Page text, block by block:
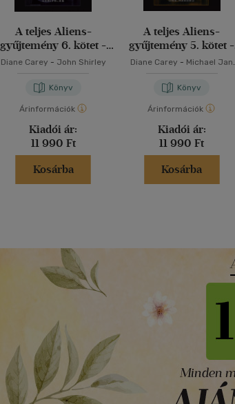
A teljes Aliens-
gyűjtemény 6. kötet -
Díszkiadás
Diane Carey - John Shirley
Könyv
Árinformációk
Kiadói ár:
11 990 Ft
Kosárba
A teljes Aliens-
gyűjtemény 5. kötet -
Díszkiadás
Diane Carey - Michael Jan
Könyv
Árinformációk
Kiadói ár:
11 990 Ft
Kosárba